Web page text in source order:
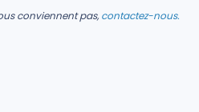
conviennent pas,contactez-nous.